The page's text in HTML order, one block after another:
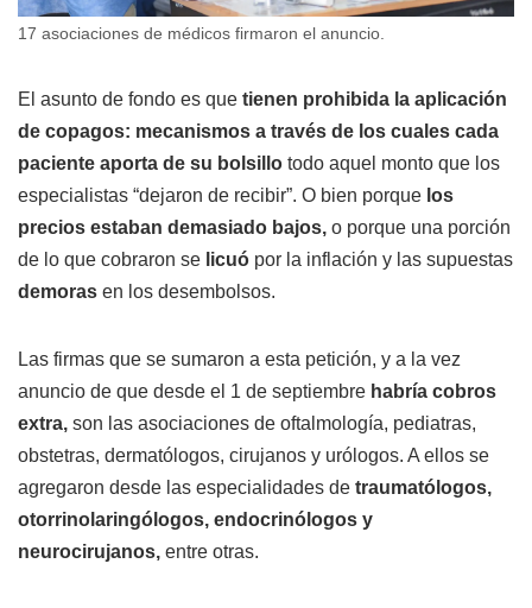
17 asociaciones de médicos firmaron el anuncio.
El asunto de fondo es que tienen prohibida la aplicación
de copagos: mecanismos a través de los cuales cada
paciente aporta de su bolsillo todo aquel monto que los
especialistas “dejaron de recibir”. O bien porque los
precios estaban demasiado bajos, o porque una porción
de lo que cobraron se licuó por la inflación y las supuestas
demoras en los desembolsos.
Las firmas que se sumaron a esta petición, y a la vez
anuncio de que desde el 1 de septiembre habría cobros
extra, son las asociaciones de oftalmología, pediatras,
obstetras, dermatólogos, cirujanos y urólogos. A ellos se
agregaron desde las especialidades de traumatólogos,
otorrinolaringólogos, endocrinólogos y
neurocirujanos, entre otras.